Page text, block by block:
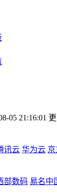
05 21:16:01
讯云 华为云
部数码 易名中